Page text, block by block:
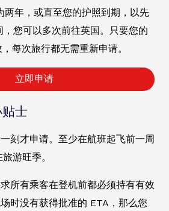
两年，或直至您的护照到期，以先
您可以多次前往英国。只要您的
每次旅行都无需重新申请。
立即申请
士
刻才申请。至少在航班起飞前一周
游旺季。
所有乘客在登机前都必须持有有效
时没有获得批准的 ETA，那么您